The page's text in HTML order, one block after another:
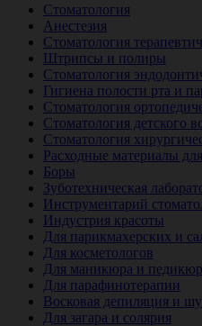
Стоматология
Анестезия
Стоматология
Штрипсы и полиры
Стоматология
Гигиена полости рта и
Стоматология
Стоматология детского
Стоматология
Расходные материалы
Боры
Зуботехническая
Инструментарий
Индустрия красоты
Для парикмахерских и
Для косметологов
Для маникюра и
Для парафинотерапии
Восковая депиляция и
Для загара и солярия